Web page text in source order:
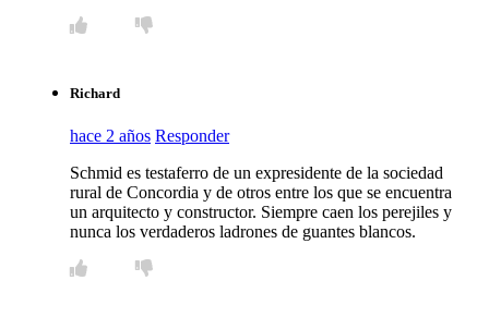
Richard
hace 2 años Responder
Schmid es testaferro de un expresidente de la sociedad
rural de Concordia y de otros entre los que se encuentra
un arquitecto y constructor. Siempre caen los perejiles y
nunca los verdaderos ladrones de guantes blancos.